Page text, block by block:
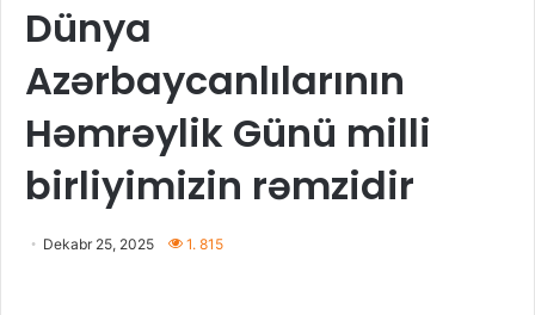
Dünya
Azərbaycanlılarının
Həmrəylik Günü milli
birliyimizin rəmzidir
Dekabr 25, 2025 1. 815